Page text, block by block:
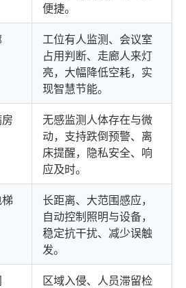
便捷。
工位有人监测、会议室
占用判断、走廊人来灯
亮，大幅降低空耗，实
现智慧节能。
无感监测人体存在与微
动，支持跌倒预警、离
床提醒，隐私安全、响
应及时。
长距离、大范围感应，
自动控制照明与设备，
稳定抗干扰、减少误触
发。
区域入侵、人员滞留检